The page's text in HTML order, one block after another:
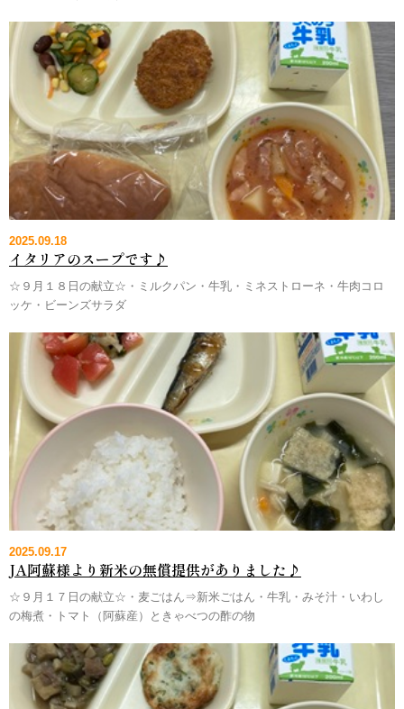
2025.09.18
イタリアのスープです♪
☆９月１８日の献立☆・ミルクパン・牛乳・ミネストローネ・牛肉コロ
ッケ・ビーンズサラダ
2025.09.17
JA阿蘇様より新米の無償提供がありました♪
☆９月１７日の献立☆・麦ごはん⇒新米ごはん・牛乳・みそ汁・いわし
の梅煮・トマト（阿蘇産）ときゃべつの酢の物